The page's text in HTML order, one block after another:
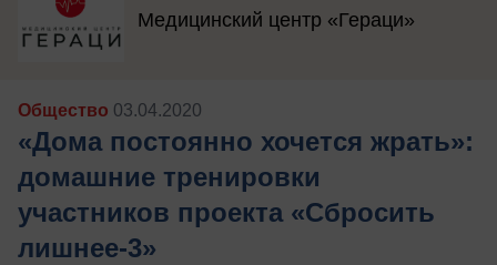
Медицинский центр «Гераци»
Общество 03.04.2020
«Дома постоянно хочется жрать»:
домашние тренировки
участников проекта «Сбросить
лишнее-3»